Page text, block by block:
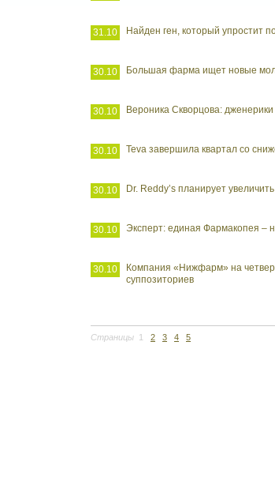
31.10 Найден ген, который упростит
30.10 Большая фарма ищет новые
30.10 Вероника Скворцова:
30.10 Teva завершила квартал со
30.10 Dr. Reddy’s планирует
30.10 Эксперт: единая Фармакопея –
30.10
Компания «Нижфарм» на
суппозиториев
Страницы 1 2 3 4 5